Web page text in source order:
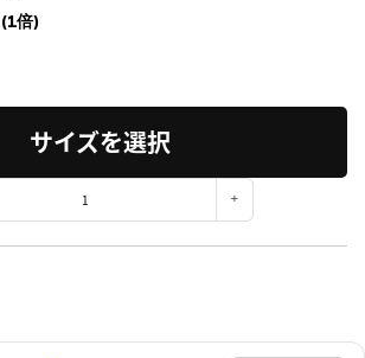
倍)
サイズを選択